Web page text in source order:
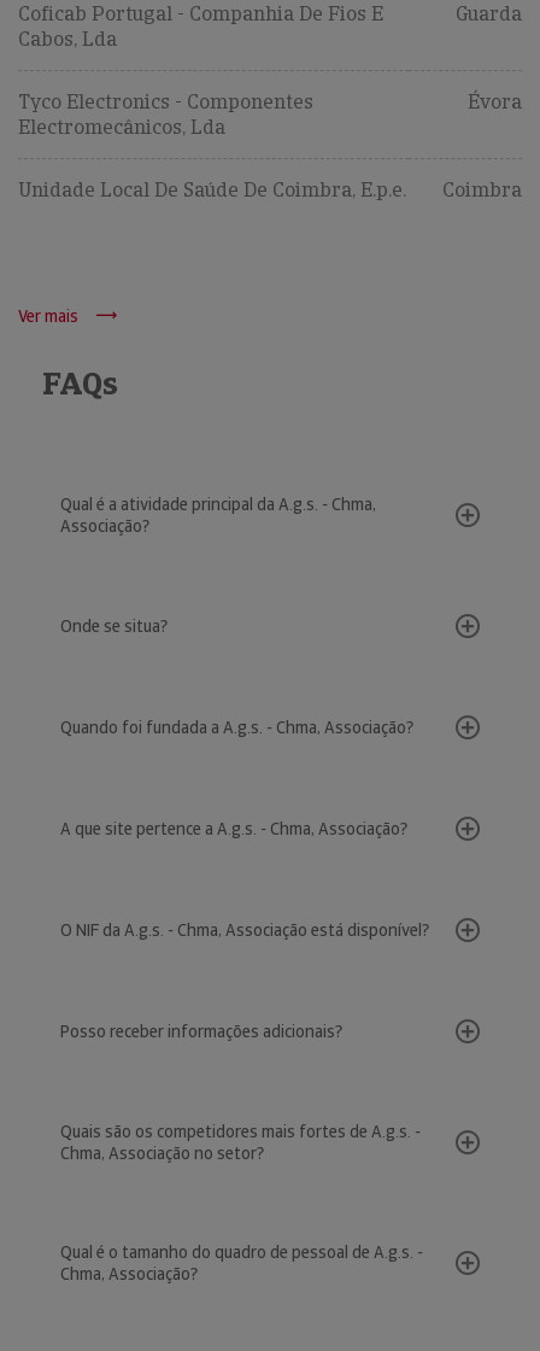
Coficab Portugal - Companhia De Fios E
Cabos, Lda
Guarda
Tyco Electronics - Componentes
Electromecânicos, Lda
Évora
Unidade Local De Saúde De Coimbra, E.p.e. Coimbra
Ver mais
FAQs
Qual é a atividade principal da A.g.s. - Chma,
Associação?
Onde se situa?
Quando foi fundada a A.g.s. - Chma, Associação?
A que site pertence a A.g.s. - Chma, Associação?
O NIF da A.g.s. - Chma, Associação está disponível?
Posso receber informações adicionais?
Quais são os competidores mais fortes de A.g.s. -
Chma, Associação no setor?
Qual é o tamanho do quadro de pessoal de A.g.s. -
Chma, Associação?